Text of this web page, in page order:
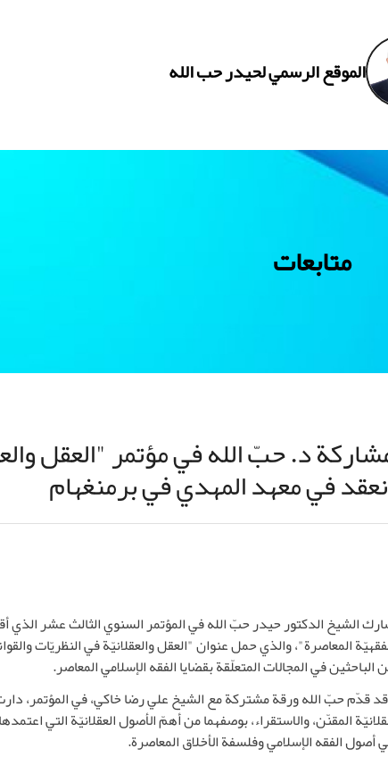
الموقع الرسمي لحيدر حب الله
متابعات
د. حبّ الله في مؤتمر "العقل
في معهد المهدي في برمنغهام
الشيخ الدكتور حيدر حبّ الله في المؤتمر السنوي الثالث عشر الذي
الباحثين في المجالات المتعلّقة بقضايا الفقه الإسلامي المعاصر.
قدّم حبّ الله ورقة مشتركة مع الشيخ علي رضا خاكي، في المؤتمر،
المقنّن، والاستقراء، بوصفهما من أهمّ الأصول العقلانيّة التي
أصول الفقه الإسلامي وفلسفة الأخلاق المعاصرة.